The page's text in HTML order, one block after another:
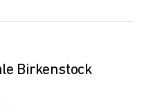
Birkenstock